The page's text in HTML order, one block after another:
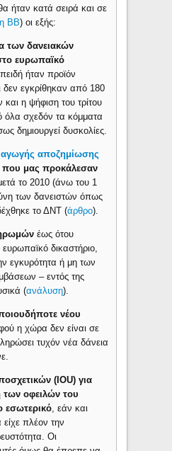
ήταν κατά σειρά και σε
ΒΒ) οι εξής:
των δανειακών
ευρωπαϊκό
ήταν προϊόν
δεν εγκρίθηκαν από 180
και η ψήφιση του τρίτου
όλα σχεδόν τα κόμματα
δημιουργεί δυσκολίες.
αγωγής αποζημίωσης
που μας προκάλεσαν
το 2010 (άνω του 1
των δανειστών όπως
το ΔΝΤ (άρθρο).
έως ότου
δικαστήριο,
εγκυρότητα ή μη των
– εντός της
(ανάλυση).
νέου
η χώρα δεν είναι σε
τυχόν νέα δάνεια
(IOU) για
οφειλών του
εσωτερικό , εάν και
πλέον την
Οι